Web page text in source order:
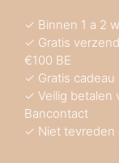
✓ Binnen 1 a 2
✓ Gratis
€100 BE
✓ Gratis
✓ Veilig
Bancontact
✓ Niet